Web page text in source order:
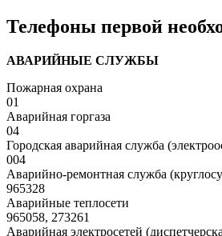
Телефоны первой
АВАРИЙНЫЕ СЛУЖБЫ
Пожарная охрана
01
Аварийная горгаза
04
Городская аварийная служба
004
Аварийно-ремонтная служба
965328
Аварийные теплосети
965058, 273261
Аварийная электросетей